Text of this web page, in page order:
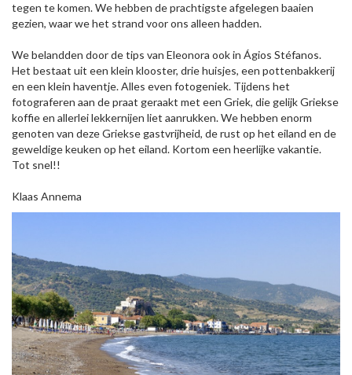
tegen te komen. We hebben de prachtigste afgelegen baaien
gezien, waar we het strand voor ons alleen hadden.
We belandden door de tips van Eleonora ook in Ágios Stéfanos.
Het bestaat uit een klein klooster, drie huisjes, een pottenbakkerij
en een klein haventje. Alles even fotogeniek. Tijdens het
fotograferen aan de praat geraakt met een Griek, die gelijk Griekse
koffie en allerlei lekkernijen liet aanrukken. We hebben enorm
genoten van deze Griekse gastvrijheid, de rust op het eiland en de
geweldige keuken op het eiland. Kortom een heerlijke vakantie.
Tot snel!!
Klaas Annema